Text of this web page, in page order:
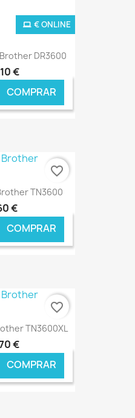
DR3600
€
COMPRAR
€ ONLINE
TN3600
€
COMPRAR
favorite_border
TN3600XL
€
COMPRAR
favorite_border